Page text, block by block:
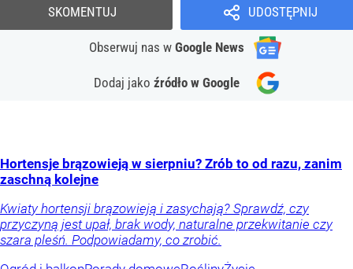
UDOSTĘPNIJ
Obserwuj nas w Google News
Dodaj jako źródło w Google
SKOMENTUJ
Hortensje brązowieją w sierpniu? Zrób to od razu, zanim
zaschną kolejne
Kwiaty hortensji brązowieją i zasychają? Sprawdź, czy
przyczyną jest upał, brak wody, naturalne przekwitanie czy
szara pleśń. Podpowiadamy, co zrobić.